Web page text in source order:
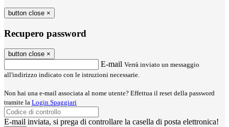
button close ×
Recupero password
button close ×
E-mail Verrà inviato un messaggio
all'indirizzo indicato con le istruzioni necessarie.
Non hai una e-mail associata al nome utente? Effettua il reset della password
tramite la Login Spaggiari
E-mail inviata, si prega di controllare la casella di posta elettronica!